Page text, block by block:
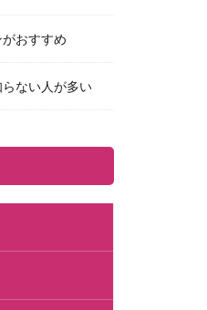
おすすめ
ない人が多い